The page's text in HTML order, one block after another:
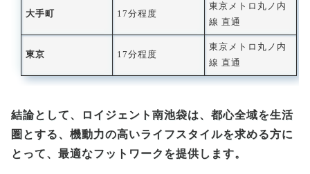
大手町 17分程度
東京メトロ丸ノ内
線 直通
東京 17分程度
東京メトロ丸ノ内
線 直通
結論として、ロイジェント南池袋は、都心全域を生活
圏とする、機動力の高いライフスタイルを求める方に
とって、最適なフットワークを提供します。